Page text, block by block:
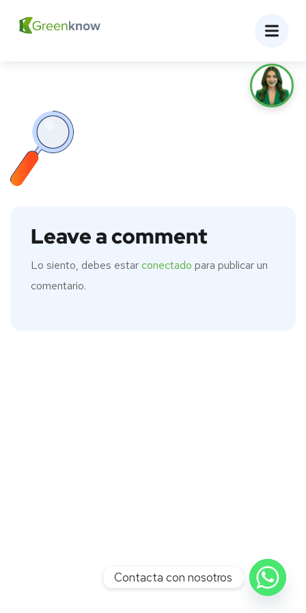
Leave a comment
Lo siento, debes estarconectado para publicar un
comentario.
Contacta con nosotros